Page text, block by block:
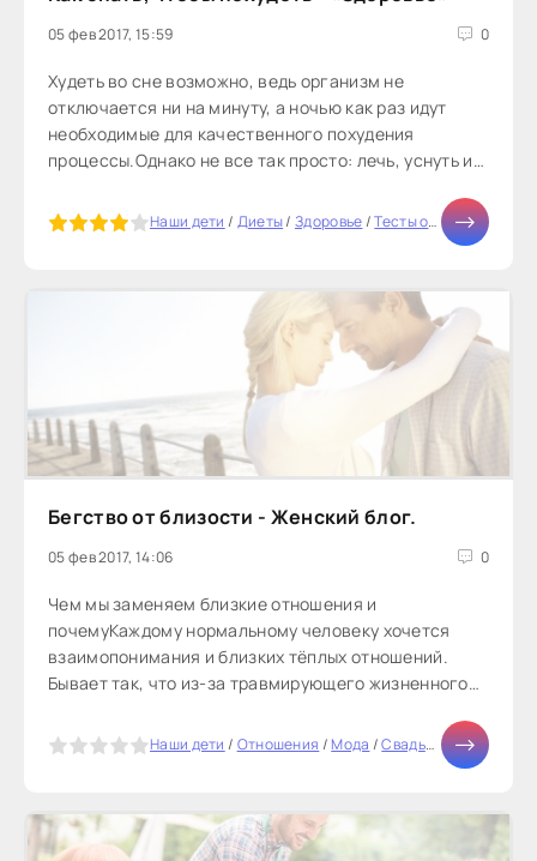
05 фев 2017, 15:59 0
Худеть во сне возможно, ведь организм не
отключается ни на минуту, а ночью как раз идут
необходимые для качественного похудения
процессы.Однако не все так просто: лечь, уснуть и
Наши дети / Диеты/Здоровье/Тесты онлайн /Отдых
Бегство от близости - Женский блог.
05 фев 2017, 14:06 0
Чем мы заменяем близкие отношения и
почемуКаждому нормальному человеку хочется
взаимопонимания и близких тёплых отношений.
Бывает так, что из-за травмирующего жизненного
Наши дети / Отношения /Мода /Свадьба /Новости